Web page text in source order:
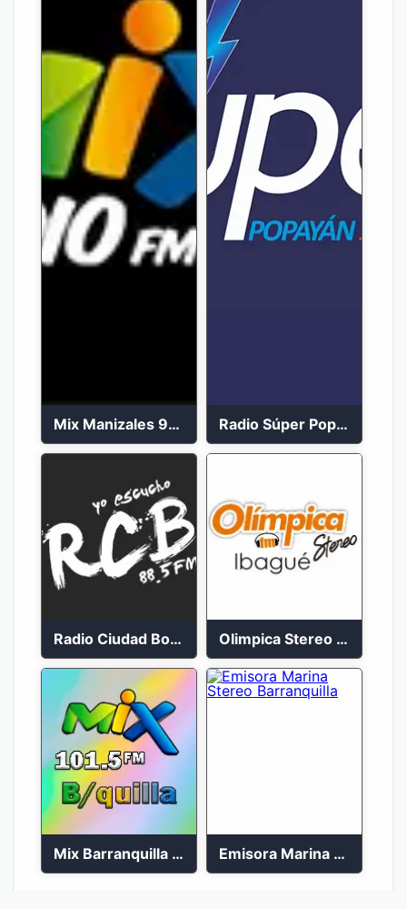
Mix Manizales 95.1 FM en Vivo Radio Súper Popayán en vivo 2023
Radio Ciudad Bolívar 88.5 FM Olimpica Stereo Ibagué 94.3 FM
Mix Barranquilla en vivo 103.9 FM Emisora Marina Stereo Barranquilla